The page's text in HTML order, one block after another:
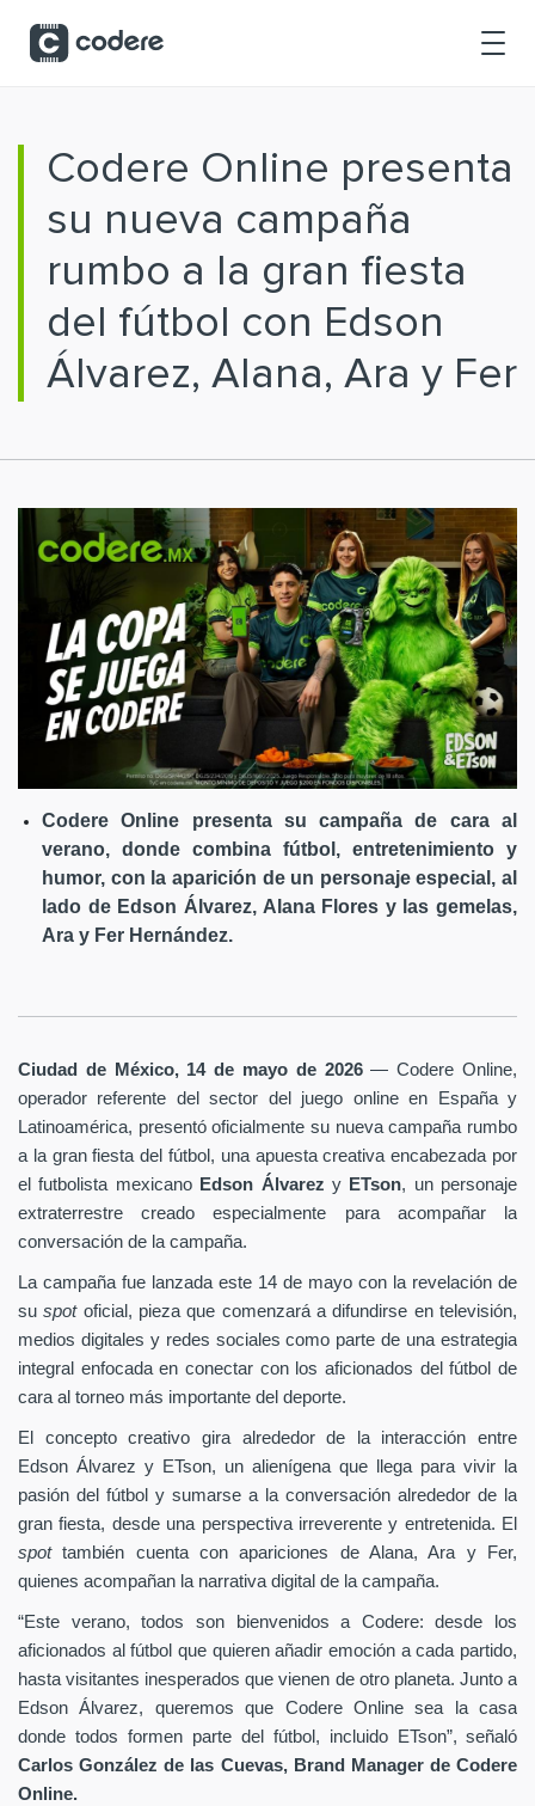
Codere Online presenta
su nueva campaña
rumbo a la gran fiesta
del fútbol con Edson
Álvarez, Alana, Ara y Fer
Codere Online presenta su campaña de cara al
verano, donde combina fútbol, entretenimiento y
humor, con la aparición de un personaje especial, al
lado de Edson Álvarez, Alana Flores y las gemelas,
Ara y Fer Hernández.
Ciudad de México, 14 de mayo de 2026— Codere Online,
operador referente del sector del juego online en España y
Latinoamérica, presentó oficialmente su nueva campaña rumbo
a la gran fiesta del fútbol, una apuesta creativa encabezada por
el futbolista mexicano Edson Álvarez yETson, un personaje
extraterrestre creado especialmente para acompañar la
conversación de la campaña.
La campaña fue lanzada este 14 de mayo con la revelación de
suspot oficial, pieza que comenzará a difundirse en televisión,
medios digitales y redes sociales como parte de una estrategia
integral enfocada en conectar con los aficionados del fútbol de
cara al torneo más importante del deporte.
El concepto creativo gira alrededor de la interacción entre
Edson Álvarez y ETson, un alienígena que llega para vivir la
pasión del fútbol y sumarse a la conversación alrededor de la
gran fiesta, desde una perspectiva irreverente y entretenida. El
spottambién cuenta con apariciones de Alana, Ara y Fer,
quienes acompañan la narrativa digital de la campaña.
“Este verano, todos son bienvenidos a Codere: desde los
aficionados al fútbol que quieren añadir emoción a cada partido,
hasta visitantes inesperados que vienen de otro planeta. Junto a
Edson Álvarez, queremos que Codere Online sea la casa
donde todos formen parte del fútbol, incluido ETson”, señaló
Carlos González de las Cuevas, Brand Manager de Codere
Online.